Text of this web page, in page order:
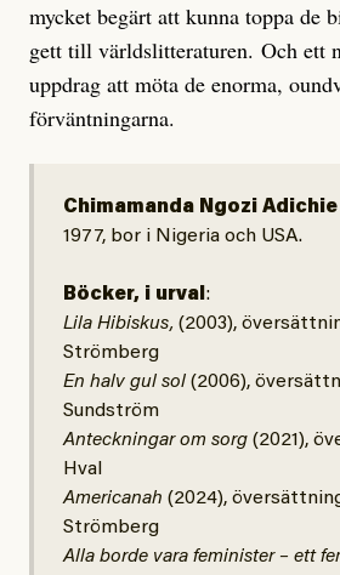
mycket begärt att kunna toppa de
gett till världslitteraturen. Och ett
uppdrag att möta de enorma,
förväntningarna.
Chimamanda Ngozi Adichie
1977, bor i Nigeria och USA.
Böcker, i urval :
Lila Hibiskus, (2003),
Strömberg
En halv gul sol (2006),
Sundström
Anteckningar om sorg (2021),
Hval
Americanah (2024),
Strömberg
Alla borde vara feminister – ett